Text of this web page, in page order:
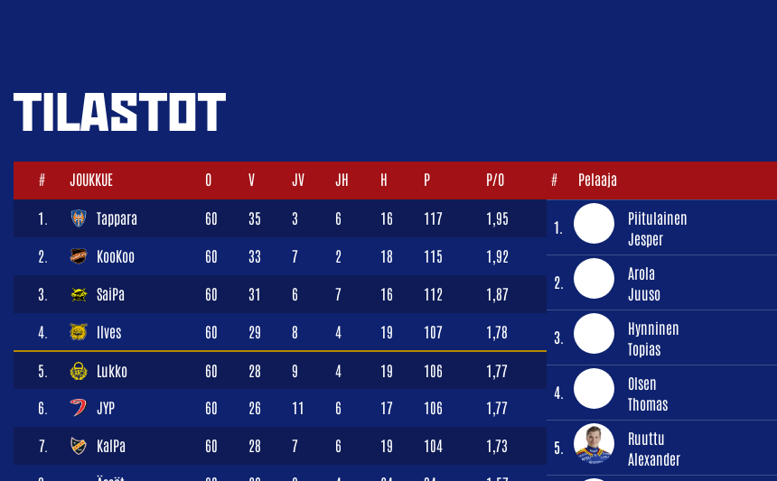
TILASTOT
# JOUKKUE O V JV JH H P P/O
1. Tappara 60 35 3 6 16 117 1,95
2. KooKoo 60 33 7 2 18 115 1,92
3. SaiPa 60 31 6 7 16 112 1,87
4. Ilves 60 29 8 4 19 107 1,78
5. Lukko 60 28 9 4 19 106 1,77
6. JYP 60 26 11 6 17 106 1,77
7. KalPa 60 28 7 6 19 104 1,73
# Pelaaja
1.
Piitulainen
Jesper
2.
Arola
Juuso
3.
Hynninen
Topias
4.
Olsen
Thomas
5.
Ruuttu
Alexander